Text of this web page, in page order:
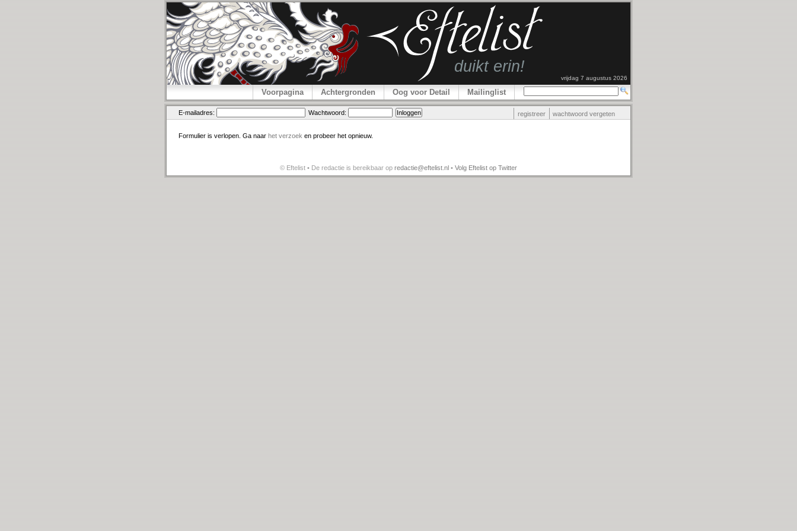
vrijdag 7 augustus 2026
Voorpagina Achtergronden Oog voor Detail Mailinglist
E-mailadres: Wachtwoord: registreer wachtwoord vergeten
Formulier is verlopen. Ga naar het verzoek en probeer het opnieuw.
© Eftelist • De redactie is bereikbaar op redactie@eftelist.nl • Volg Eftelist op Twitter